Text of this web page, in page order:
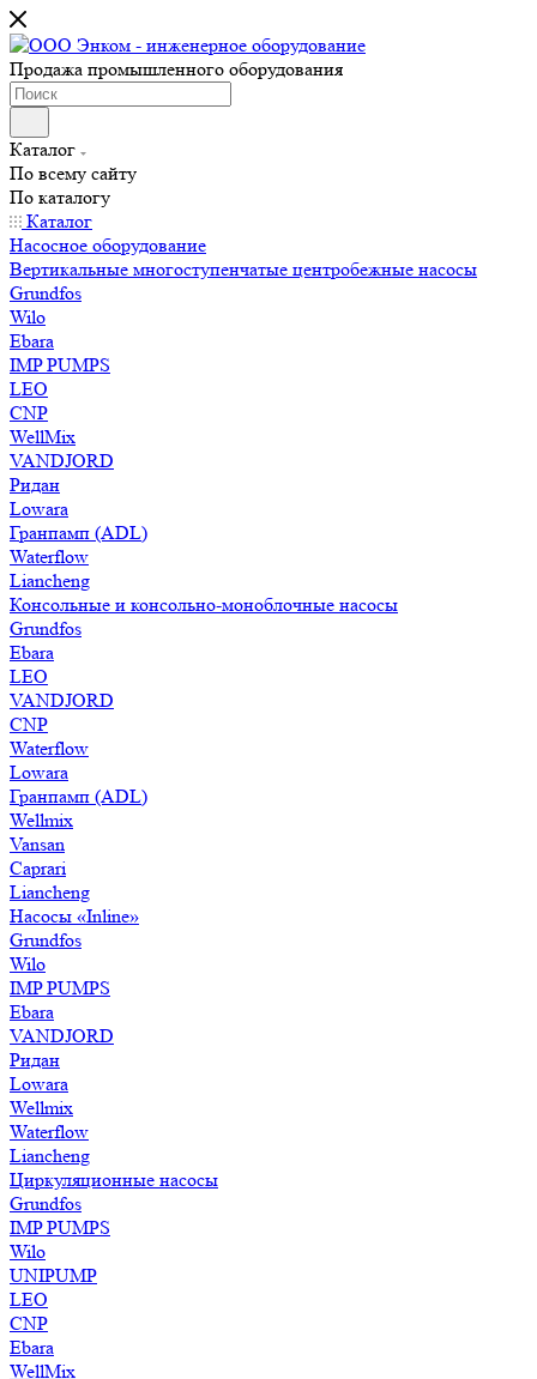
Продажа промышленного оборудования
Каталог
По всему сайту
По каталогу
Каталог
Насосное оборудование
Вертикальные многоступенчатые центробежные насосы
Grundfos
Wilo
Ebara
IMP PUMPS
LEO
CNP
WellMix
VANDJORD
Ридан
Lowara
Гранпамп (ADL)
Waterflow
Liancheng
Консольные и консольно-моноблочные насосы
Grundfos
Ebara
LEO
VANDJORD
CNP
Waterflow
Lowara
Гранпамп (ADL)
Wellmix
Vansan
Caprari
Liancheng
Насосы «Inline»
Grundfos
Wilo
IMP PUMPS
Ebara
VANDJORD
Ридан
Lowara
Wellmix
Waterflow
Liancheng
Циркуляционные насосы
Grundfos
IMP PUMPS
Wilo
UNIPUMP
LEO
CNP
Ebara
WellMix